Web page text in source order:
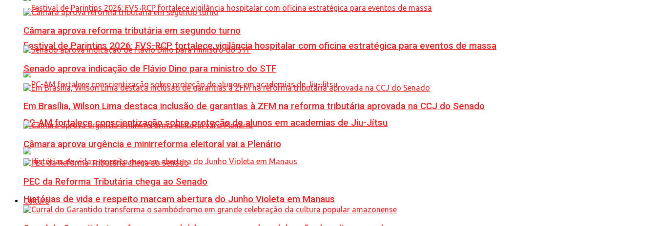
Festival de Parintins 2026: FVS-RCP fortalece vigilância hospitalar com oficina estratégica para eventos de massa
PC-AM fortalece conscientização sobre proteção de alunos em academias de Jiu-Jítsu
Histórias de vida e respeito marcam abertura do Junho Violeta em Manaus
Câmara aprova reforma tributária em segundo turno
Senado aprova indicação de Flávio Dino para ministro do STF
Em Brasília, Wilson Lima destaca inclusão de garantias à ZFM na reforma tributária aprovada na CCJ do Senado
Câmara aprova urgência e minirreforma eleitoral vai a Plenário
PEC da Reforma Tributária chega ao Senado
Cultura